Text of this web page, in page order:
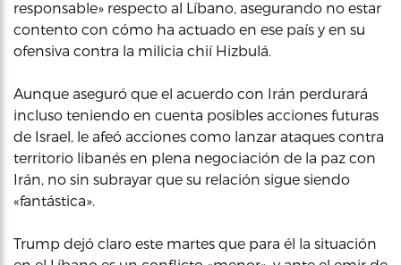
responsable» respecto al Líbano, asegurando no estar
contento con cómo ha actuado en ese país y en su
ofensiva contra la milicia chií Hizbulá.
Aunque aseguró que el acuerdo con Irán perdurará
incluso teniendo en cuenta posibles acciones futuras
de Israel, le afeó acciones como lanzar ataques contra
territorio libanés en plena negociación de la paz con
Irán, no sin subrayar que su relación sigue siendo
«fantástica».
Trump dejó claro este martes que para él la situación